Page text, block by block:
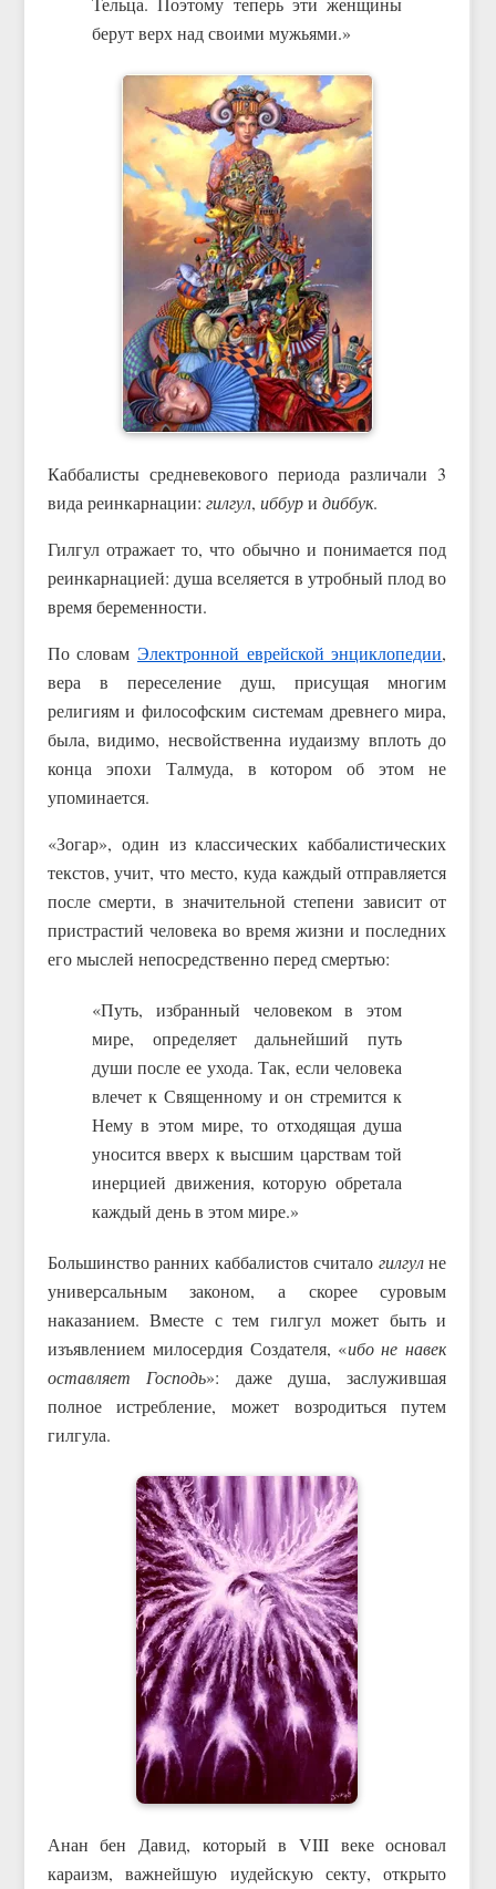
берут верх над своими мужьями.»
Каббалисты средневекового периода различали 3
вида реинкарнации: гилгул, иббури диббук.
Гилгул отражает то, что обычно и понимается под
реинкарнацией: душа вселяется в утробный плод во
время беременности.
По словам Электронной еврейской энциклопедии,
вера в переселение душ, присущая многим
религиям и философским системам древнего мира,
была, видимо, несвойственна иудаизму вплоть до
конца эпохи Талмуда, в котором об этом не
упоминается.
«Зогар», один из классических каббалистических
текстов, учит, что место, куда каждый отправляется
после смерти, в значительной степени зависит от
пристрастий человека во время жизни и последних
его мыслей непосредственно перед смертью:
«Путь, избранный человеком в этом
мире, определяет дальнейший путь
души после ее ухода. Так, если человека
влечет к Священному и он стремится к
Нему в этом мире, то отходящая душа
уносится вверх к высшим царствам той
инерцией движения, которую обретала
каждый день в этом мире.»
Большинство ранних каббалистов считало гилгулне
универсальным законом, а скорее суровым
наказанием. Вместе с тем гилгул может быть и
изъявлением милосердия Создателя, «ибо не навек
оставляет Господь»: даже душа, заслужившая
полное истребление, может возродиться путем
гилгула.
Анан бен Давид, который в VIII веке основал
караизм, важнейшую иудейскую секту, открыто